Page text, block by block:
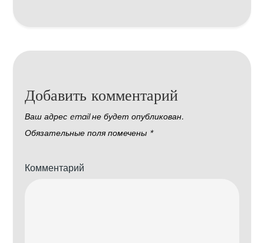
Добавить комментарий
Ваш адрес email не будет опубликован.
Обязательные поля помечены *
Комментарий